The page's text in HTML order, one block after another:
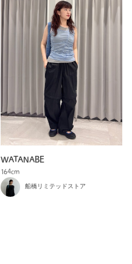
WATANABE
164cm
船橋リミテッドストア